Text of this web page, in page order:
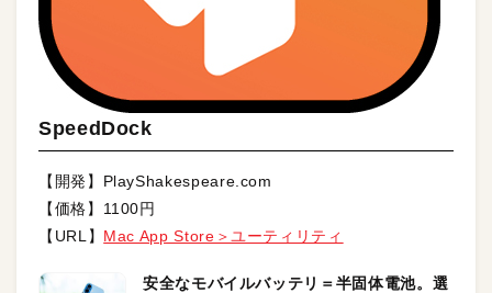
SpeedDock
【開発】PlayShakespeare.com
【価格】1100円
【URL】 Mac App Store＞ユーティリティ
安全なモバイルバッテリ＝半固体電池。選